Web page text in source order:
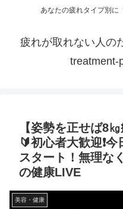
あなたの疲れタイプ別に
疲れが取れない人の
treatment-
【姿勢を正せば8
🔰初心者大歓迎❗️
スタート！無理な
の健康LIVE
美容・健康